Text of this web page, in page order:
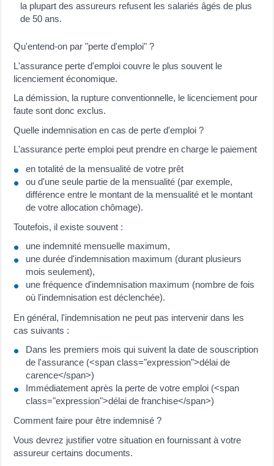
la plupart des assureurs refusent les salariés âgés de plus
de 50 ans.
Qu'entend-on par "perte d'emploi" ?
L'assurance perte d'emploi couvre le plus souvent le
licenciement économique.
La démission, la rupture conventionnelle, le licenciement pour
faute sont donc exclus.
Quelle indemnisation en cas de perte d'emploi ?
L'assurance perte emploi peut prendre en charge le paiement
en totalité de la mensualité de votre prêt
ou d'une seule partie de la mensualité (par exemple,
différence entre le montant de la mensualité et le montant
de votre allocation chômage).
Toutefois, il existe souvent :
une indemnité mensuelle maximum,
une durée d'indemnisation maximum (durant plusieurs
mois seulement),
une fréquence d'indemnisation maximum (nombre de fois
où l'indemnisation est déclenchée).
En général, l'indemnisation ne peut pas intervenir dans les
cas suivants :
Dans les premiers mois qui suivent la date de souscription
de l'assurance (<span class="expression">délai de
carence</span>)
Immédiatement après la perte de votre emploi (<span
class="expression">délai de franchise</span>)
Comment faire pour être indemnisé ?
Vous devrez justifier votre situation en fournissant à votre
assureur certains documents.